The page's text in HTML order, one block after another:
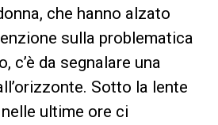
che hanno alzato
sulla problematica
c’è da segnalare una
Sotto la lente
ultime ore ci